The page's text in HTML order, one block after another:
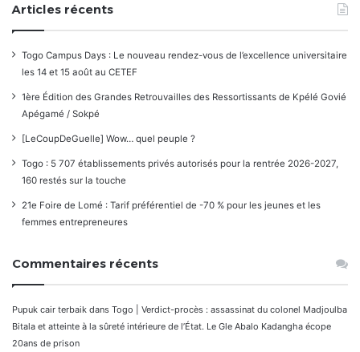
Articles récents
Togo Campus Days : Le nouveau rendez-vous de l’excellence universitaire
les 14 et 15 août au CETEF
1ère Édition des Grandes Retrouvailles des Ressortissants de Kpélé Govié
Apégamé / Sokpé
[LeCoupDeGuelle] Wow… quel peuple ?
Togo : 5 707 établissements privés autorisés pour la rentrée 2026-2027,
160 restés sur la touche
21e Foire de Lomé : Tarif préférentiel de -70 % pour les jeunes et les
femmes entrepreneures
Commentaires récents
Pupuk cair terbaik dans Togo | Verdict-procès : assassinat du colonel Madjoulba
Bitala et atteinte à la sûreté intérieure de l’État. Le Gle Abalo Kadangha écope
20ans de prison